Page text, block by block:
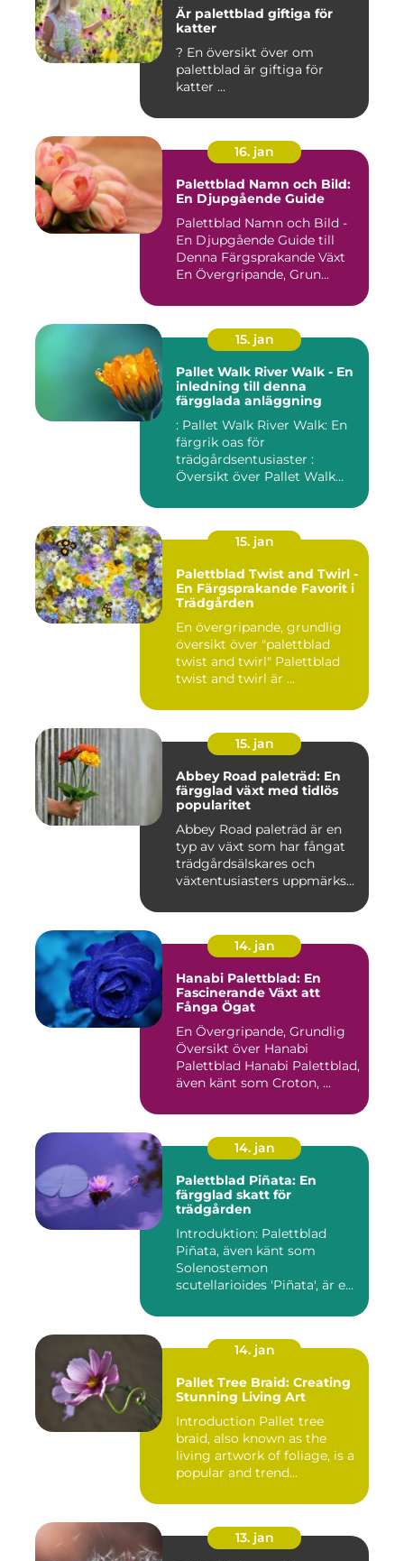
Är palettblad giftiga för
katter
? En översikt över om
palettblad är giftiga för
katter ...
16. jan
Palettblad Namn och Bild:
En Djupgående Guide
Palettblad Namn och Bild -
En Djupgående Guide till
Denna Färgsprakande Växt
En Övergripande, Grun...
15. jan
Pallet Walk River Walk - En
inledning till denna
färgglada anläggning
: Pallet Walk River Walk: En
färgrik oas för
trädgårdsentusiaster :
Översikt över Pallet Walk
15. jan
Palettblad Twist and Twirl -
En Färgsprakande Favorit i
Trädgården
En övergripande, grundlig
översikt över "palettblad
twist and twirl" Palettblad
twist and twirl är ...
15. jan
Abbey Road paleträd: En
färgglad växt med tidlös
popularitet
Abbey Road paleträd är en
typ av växt som har fångat
trädgårdsälskares och
växtentusiasters uppmärks...
14. jan
Hanabi Palettblad: En
Fascinerande Växt att
Fånga Ögat
En Övergripande, Grundlig
Översikt över Hanabi
Palettblad Hanabi Palettblad,
även känt som Croton, ...
14. jan
Palettblad Piñata: En
färgglad skatt för
trädgården
Introduktion: Palettblad
Piñata, även känt som
Solenostemon
scutellarioides 'Piñata', är en
14. jan
Pallet Tree Braid: Creating
Stunning Living Art
Introduction Pallet tree
braid, also known as the
living artwork of foliage, is a
popular and trend...
13. jan